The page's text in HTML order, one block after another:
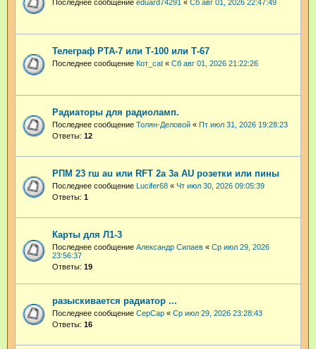
Последнее сообщение eduard74291 « Сб авг 01, 2026 22:47:49
Телеграф РТА-7 или Т-100 или Т-67
Последнее сообщение Кот_cat « Сб авг 01, 2026 21:22:26
Радиаторы для радиоламп.
Последнее сообщение Толян-Деловой « Пт июл 31, 2026 19:28:23
Ответы: 12
РПМ 23 гш au или RFT 2a 3a AU розетки или пины
Последнее сообщение Lucifer68 « Чт июл 30, 2026 09:05:39
Ответы: 1
Карты для Л1-3
Последнее сообщение Александр Силаев « Ср июл 29, 2026
23:56:37
Ответы: 19
разыскивается радиатор ...
Последнее сообщение СерСар « Ср июл 29, 2026 23:28:43
Ответы: 16